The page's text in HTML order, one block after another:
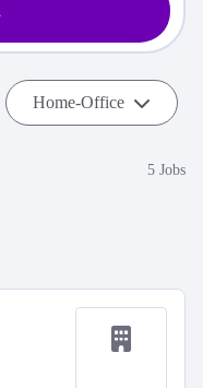
Home-Office
5 Jobs